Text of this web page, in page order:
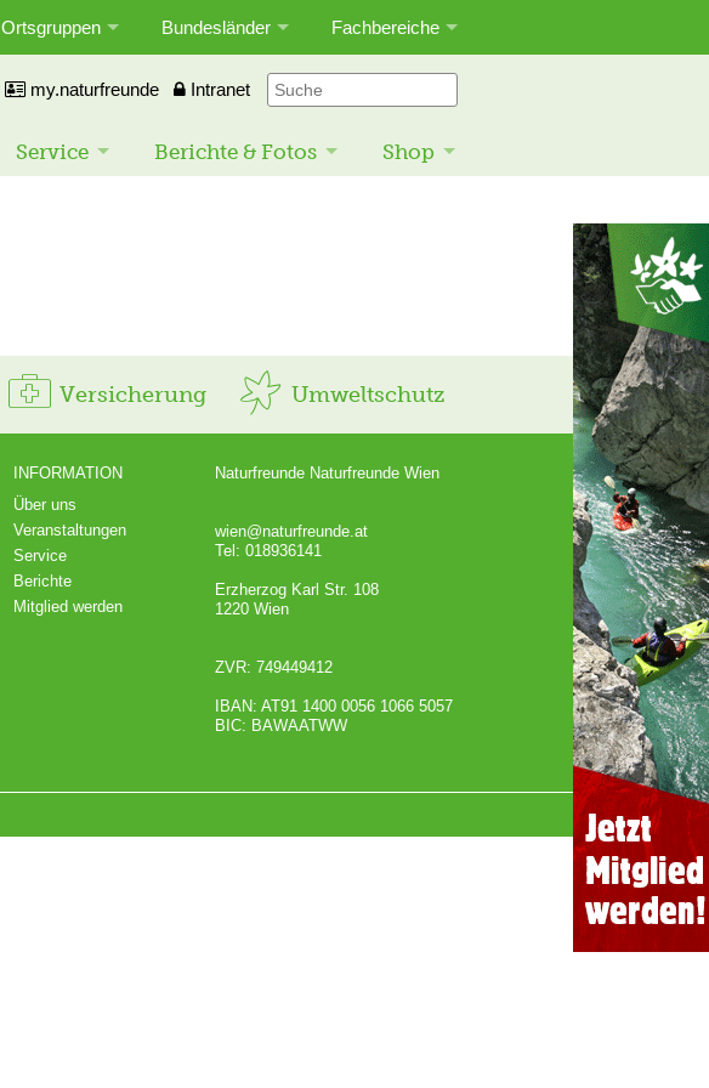
Ortsgruppen Bundesländer Fachbereiche
my.naturfreunde Intranet
Service Berichte & Fotos Shop
Versicherung Umweltschutz
INFORMATION
Über uns
Veranstaltungen
Service
Berichte
Mitglied werden
Naturfreunde Naturfreunde Wien
wien@naturfreunde.at
Tel: 018936141
Erzherzog Karl Str. 108
1220 Wien
ZVR: 749449412
IBAN: AT91 1400 0056 1066 5057
BIC: BAWAATWW